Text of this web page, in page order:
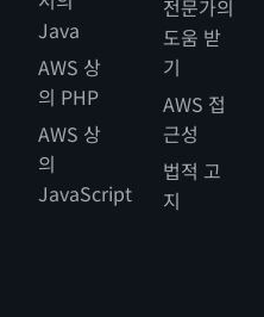
Java
AWS 상
의 PHP
AWS 상
의
JavaScript
전문가의
도움 받
기
AWS 접
근성
법적 고
지